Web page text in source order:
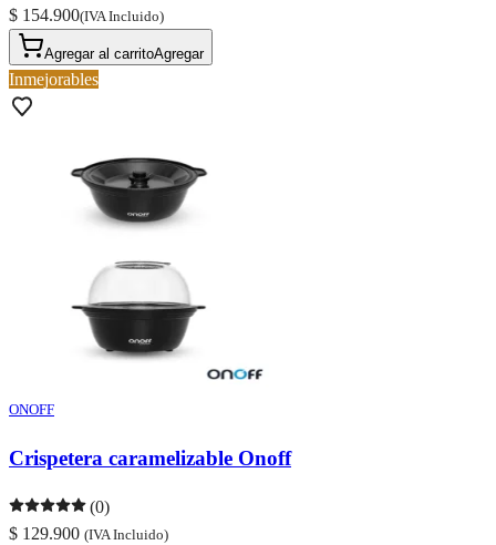
$ 154.900(IVA Incluido)
Agregar al carritoAgregar
Inmejorables
ONOFF
Crispetera caramelizable Onoff
(0)
$ 129.900 (IVA Incluido)